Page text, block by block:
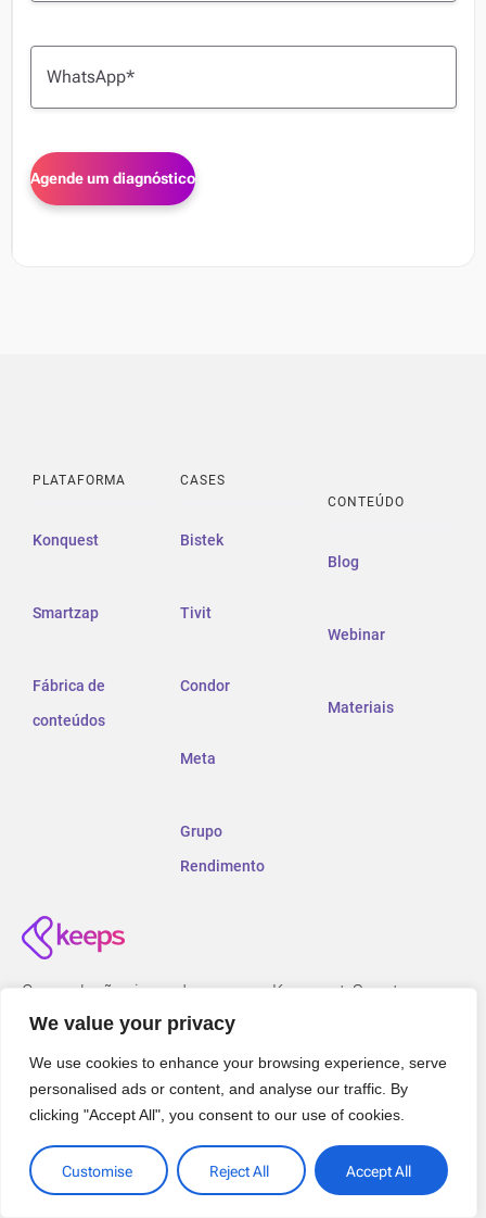
We value your privacy
We use cookies to enhance your browsing experience, serve
personalised ads or content, and analyse our traffic. By
clicking "Accept All", you consent to our use of cookies.
Customise Reject All Accept All
PLATAFORMA
Konquest
Smartzap
Fábrica de
conteúdos
CASES
Bistek
Tivit
Condor
Meta
Grupo
Rendimento
CONTEÚDO
Blog
Webinar
Materiais
Com soluções inovadoras como Konquest, Smartzap e
Analytics, estamos comprometidos em transformar a
forma como as empresas experimentam a educação
corporativa. Junte-se a nós na jornada de desenvolver e
impulsionar conhecimento.
Trabalhe conosco